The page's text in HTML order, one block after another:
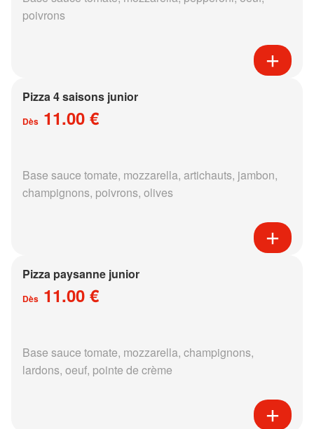
poivrons
Pizza 4 saisons junior
Dès 11.00 €
Base sauce tomate, mozzarella, artichauts, jambon,
champignons, poivrons, olives
Pizza paysanne junior
Dès 11.00 €
Base sauce tomate, mozzarella, champignons,
lardons, oeuf, pointe de crème